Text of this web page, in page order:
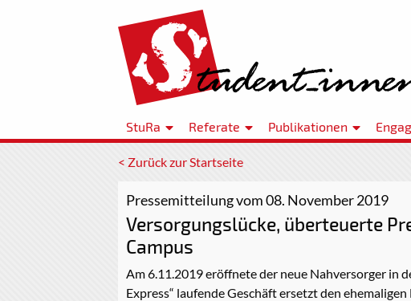
StuRa Referate Publikationen
< Zurück zur Startseite
Pressemitteilung vom 08. November 2019
Versorgungslücke, überteuerte
Campus
Am 6.11.2019 eröffnete der neue Nahversorger in
Express“ laufende Geschäft ersetzt den